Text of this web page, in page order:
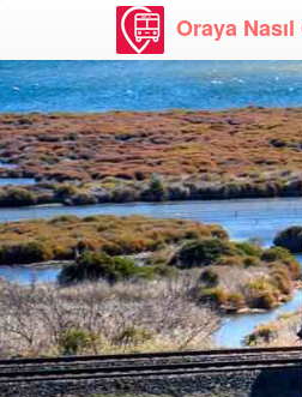
Oraya